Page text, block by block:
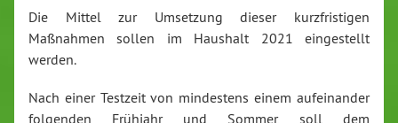
Die Mittel zur Umsetzung dieser kurzfristigen
Maßnahmen sollen im Haushalt 2021 eingestellt
werden.
Nach einer Testzeit von mindestens einem aufeinander
folgenden Frühjahr und Sommer, soll dem